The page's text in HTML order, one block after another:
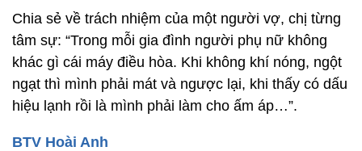
Chia sẻ về trách nhiệm của một người vợ, chị từng
tâm sự: “Trong mỗi gia đình người phụ nữ không
khác gì cái máy điều hòa. Khi không khí nóng, ngột
ngạt thì mình phải mát và ngược lại, khi thấy có dấu
hiệu lạnh rồi là mình phải làm cho ấm áp…”.
BTV Hoài Anh